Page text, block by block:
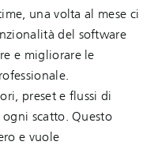
una volta al mese ci
del software
e migliorare le
preset e flussi di
ogni scatto. Questo
e vuole